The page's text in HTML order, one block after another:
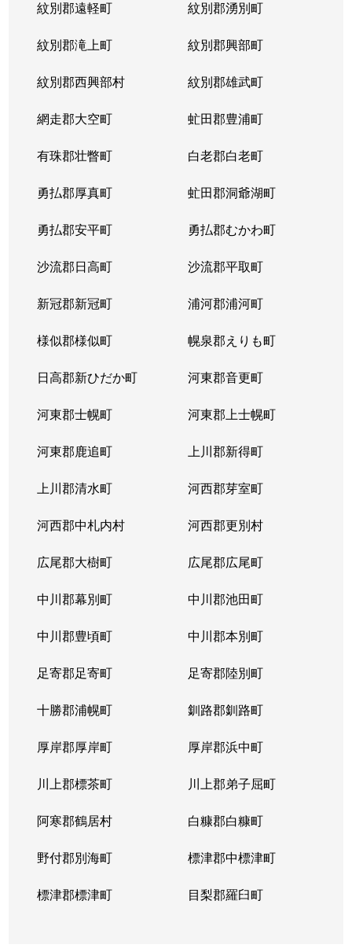
紋別郡遠軽町 紋別郡湧別町
紋別郡滝上町 紋別郡興部町
紋別郡西興部村 紋別郡雄武町
網走郡大空町 虻田郡豊浦町
有珠郡壮瞥町 白老郡白老町
勇払郡厚真町 虻田郡洞爺湖町
勇払郡安平町 勇払郡むかわ町
沙流郡日高町 沙流郡平取町
新冠郡新冠町 浦河郡浦河町
様似郡様似町 幌泉郡えりも町
日高郡新ひだか町 河東郡音更町
河東郡士幌町 河東郡上士幌町
河東郡鹿追町 上川郡新得町
上川郡清水町 河西郡芽室町
河西郡中札内村 河西郡更別村
広尾郡大樹町 広尾郡広尾町
中川郡幕別町 中川郡池田町
中川郡豊頃町 中川郡本別町
足寄郡足寄町 足寄郡陸別町
十勝郡浦幌町 釧路郡釧路町
厚岸郡厚岸町 厚岸郡浜中町
川上郡標茶町 川上郡弟子屈町
阿寒郡鶴居村 白糠郡白糠町
野付郡別海町 標津郡中標津町
標津郡標津町 目梨郡羅臼町